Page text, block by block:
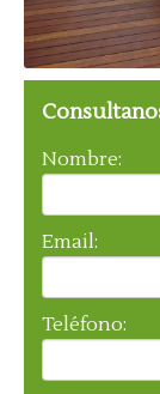
Nombre:
Email:
Teléfono: